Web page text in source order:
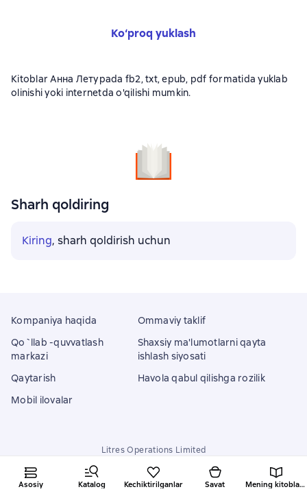
Asosiy Katalog Kechiktirilganlar Savat Mening kitoblarim
Ko‘proq yuklash
Kitoblar Анна Летураda fb2, txt, epub, pdf formatida yuklab
olinishi yoki internetda o'qilishi mumkin.
Sharh qoldiring
Kiring, sharh qoldirish uchun
Kompaniya haqida
Qo`llab -quvvatlash
markazi
Qaytarish
Mobil ilovalar
Ommaviy taklif
Shaxsiy ma'lumotlarni qayta
ishlash siyosati
Havola qabul qilishga rozilik
Litres Operations Limited